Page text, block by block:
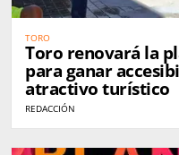
TORO
Toro renovará la
para ganar
atractivo turístico
REDACCIÓN